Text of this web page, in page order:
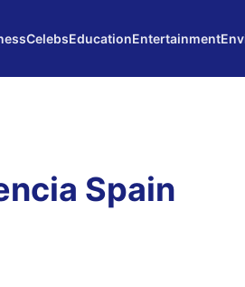
CelebsEducationEntertainment
Spain